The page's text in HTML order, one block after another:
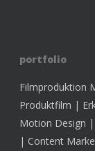
portfolio
Filmproduktion
Produktfilm |
Motion Design
| Content